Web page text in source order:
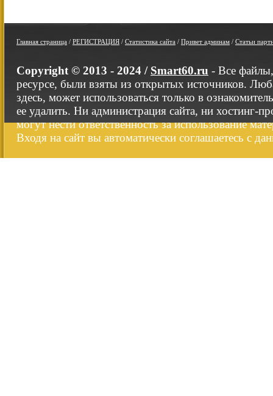
Главная страница / РЕГИСТРАЦИЯ / Статистика сайта / Привет админам / Статьи
Copyright © 2013 - 2024 / Smart60.ru - Все
ресурсе, были взяты из открытых источников.
здесь, может использоваться только в
ее удалить. Ни администрация сайта, ни хостинг-
могут нести ответственность за использование
Входя на сайт вы автоматически соглашаетесь с